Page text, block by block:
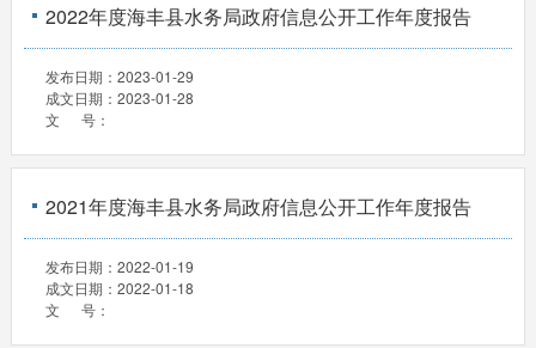
2022年度海丰县水务局政府信息公开工作年度报告
发布日期： 2023-01-29
成文日期： 2023-01-28
文 号：
2021年度海丰县水务局政府信息公开工作年度报告
发布日期： 2022-01-19
成文日期： 2022-01-18
文 号：